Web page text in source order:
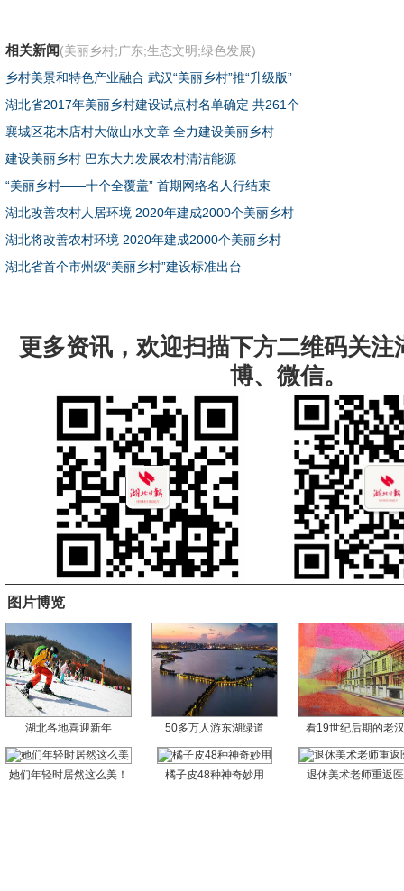
相关新闻(美丽乡村;广东;生态文明;绿色发展)
乡村美景和特色产业融合 武汉“美丽乡村”推“升级版”
湖北省2017年美丽乡村建设试点村名单确定 共261个
襄城区花木店村大做山水文章 全力建设美丽乡村
建设美丽乡村 巴东大力发展农村清洁能源
“美丽乡村——十个全覆盖” 首期网络名人行结束
湖北改善农村人居环境 2020年建成2000个美丽乡村
湖北将改善农村环境 2020年建成2000个美丽乡村
湖北省首个市州级“美丽乡村”建设标准出台
更多资讯，欢迎扫描下方二维码关注
博、微信。
图片博览
湖北各地喜迎新年 50多万人游东湖绿道 看19世纪后期的老
她们年轻时居然这么美！ 橘子皮48种神奇妙用 退休美术老师重返